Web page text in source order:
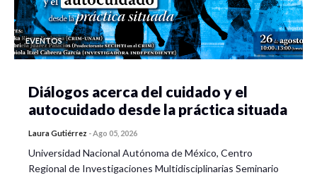
Dinora Alejandra Chávez Reyes – doctorante del
Doctorado en Ciencia Política de la Universidad de
Guadalajara
Miguel Ángel Salas – Miembro del Comité Seccional
del SNTE Zacatecas.
Lilia Jiménez López – Supervisora de Primaria de la
región 11 zona 13, Sombrerete, Zacatecas.
EVENTOS
Diálogos acerca del cuidado y el
autocuidado desde la práctica situada
Laura Gutiérrez -Ago 05, 2026
Universidad Nacional Autónoma de México, Centro
Regional de Investigaciones Multidisciplinarias Seminario